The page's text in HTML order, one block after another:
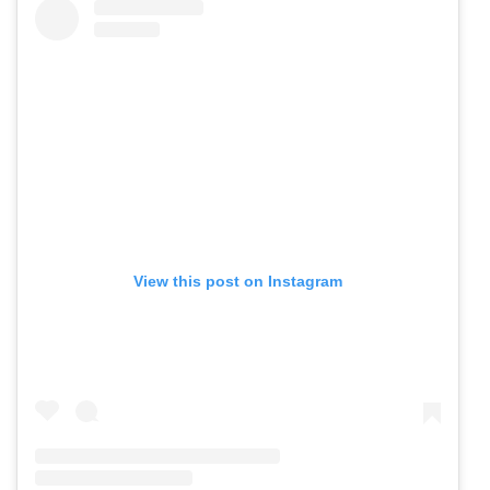
View this post on Instagram